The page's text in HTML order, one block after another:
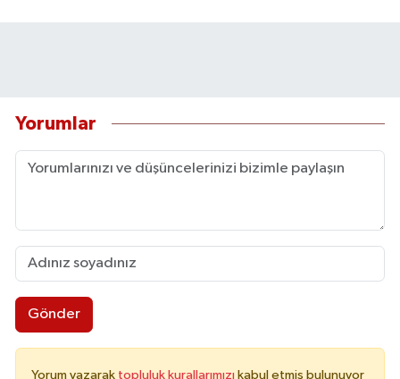
Yorumlar
Gönder
Yorum yazarak topluluk kurallarımızı kabul etmiş bulunuyor